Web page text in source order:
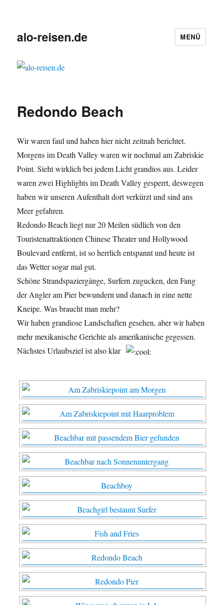
alo-reisen.de MENÜ
Redondo Beach
Wir waren faul und haben hier nicht zeitnah berichtet.
Morgens im Death Valley waren wir nochmal am Zabriskie
Point. Sieht wirklich bei jedem Licht grandios aus. Leider
waren zwei Highlights im Death Valley gesperrt, deswegen
haben wir unseren Aufenthalt dort verkürzt und sind ans
Meer gefahren.
Redondo Beach liegt nur 20 Meilen südlich von den
Touristenattraktionen Chinese Theater und Hollywood
Boulevard entfernt, ist so herrlich entspannt und heute ist
das Wetter sogar mal gut.
Schöne Strandspaziergänge, Surfern zugucken, den Fang
der Angler am Pier bewundern und danach in eine nette
Kneipe. Was braucht man mehr?
Wir haben grandiose Landschaften gesehen, aber wir haben
mehr mexikanische Gerichte als amerikanische gegessen.
Nächstes Urlaubsziel ist also klar